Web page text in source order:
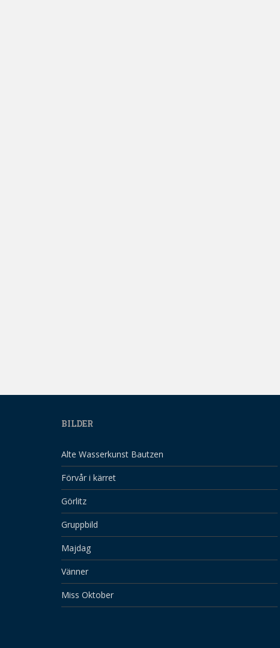
BILDER
Alte Wasserkunst Bautzen
Förvår i kärret
Görlitz
Gruppbild
Majdag
Vänner
Miss Oktober